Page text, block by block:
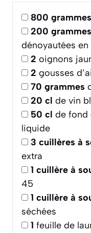
800 grammes
200 grammes
dénoyautées
2 oignons
2 gousses
70 grammes
20 cl de vin
50 cl de fond
liquide
3 cuillères à
extra
1 cuillère à
45
1 cuillère à
séchées
1 feuille de